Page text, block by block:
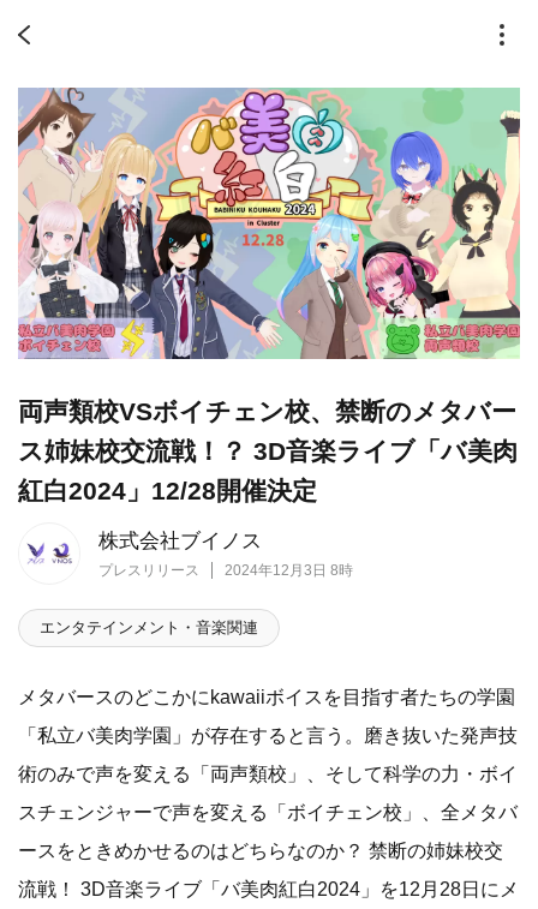
株式会社ブイノス
プレスリリース 2024年12月3日 8時
両声類校VSボイチェン校、禁断のメタバー
ス姉妹校交流戦！？ 3D音楽ライブ「バ美肉
紅白2024」12/28開催決定
エンタテインメント・音楽関連
メタバースのどこかにkawaiiボイスを目指す者たちの学園
「私立バ美肉学園」が存在すると言う。磨き抜いた発声技
術のみで声を変える「両声類校」、そして科学の力・ボイ
スチェンジャーで声を変える「ボイチェン校」、全メタバ
ースをときめかせるのはどちらなのか？ 禁断の姉妹校交
流戦！ 3D音楽ライブ「バ美肉紅白2024」を12月28日にメ